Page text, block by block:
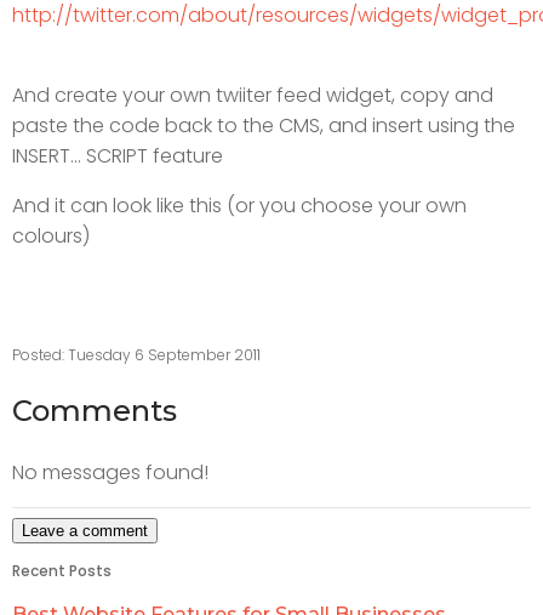
http://twitter.com/about/resources/widgets/
And create your own twiiter feed widget, copy and
paste the code back to the CMS, and insert using the
INSERT... SCRIPT feature
And it can look like this (or you choose your own
colours)
Posted: Tuesday 6 September 2011
Comments
No messages found!
Recent Posts